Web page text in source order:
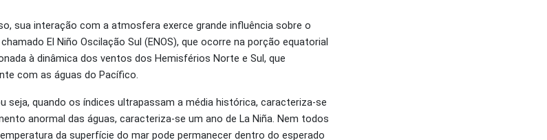
sua interação com a atmosfera exerce grande influência sobre o
El Niño Oscilação Sul (ENOS), que ocorre na porção equatorial
à dinâmica dos ventos dos Hemisférios Norte e Sul, que
com as águas do Pacífico.
seja, quando os índices ultrapassam a média histórica, caracteriza-se
anormal das águas, caracteriza-se um ano de La Niña. Nem todos
da superfície do mar pode permanecer dentro do esperado